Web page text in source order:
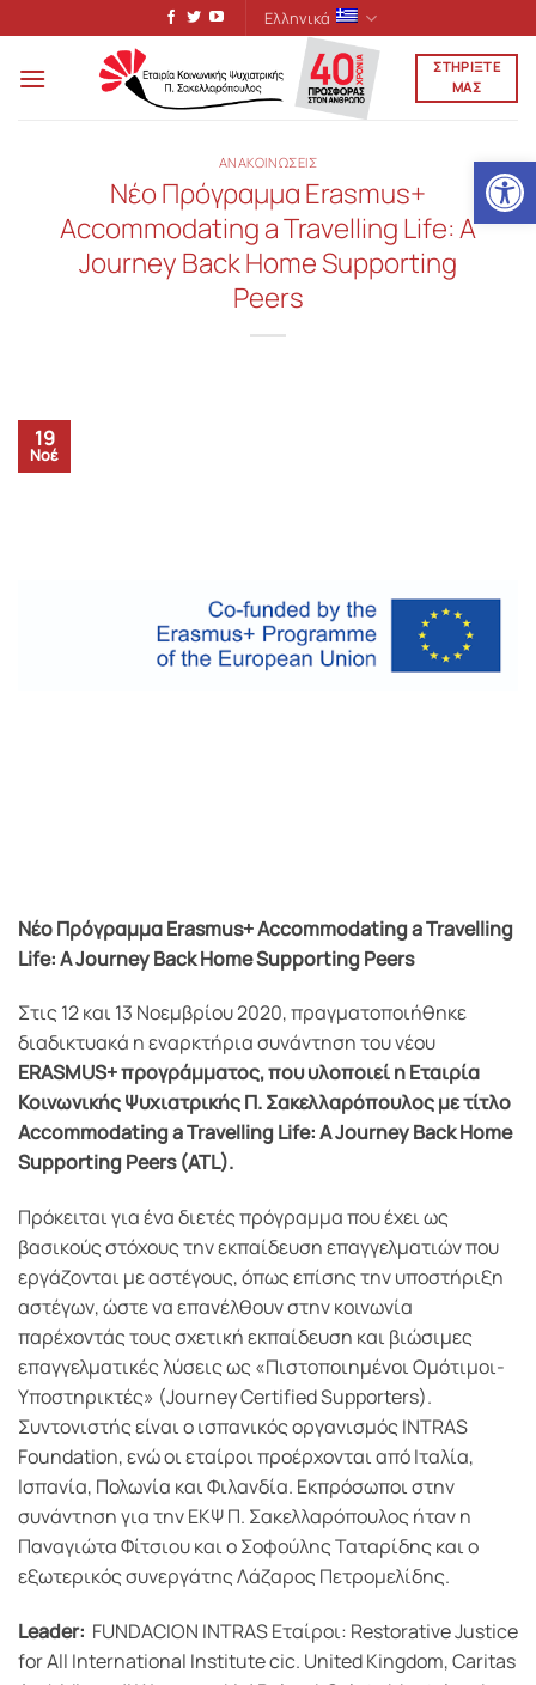
στο
περιεχόμενο
Ελληνικά
ΣΤΗΡΙΞΤΕ
ΜΑΣ
ΑΝΑΚΟΙΝΩΣΕΙΣ
Nέο Πρόγραμμα Erasmus+
Accommodating a Travelling Life: A
Journey Back Home Supporting
Peers
19
Νοέ
Nέο Πρόγραμμα Erasmus+ Accommodating a Travelling
Life: A Journey Back Home Supporting Peers
Στις 12 και 13 Νοεμβρίου 2020, πραγματοποιήθηκε
διαδικτυακά η εναρκτήρια συνάντηση του νέου
ERASMUS+ προγράμματος, που υλοποιεί η Εταιρία
Κοινωνικής Ψυχιατρικής Π. Σακελλαρόπουλος με τίτλο
Accommodating a Travelling Life: A Journey Back Home
Supporting Peers (ATL).
Πρόκειται για ένα διετές πρόγραμμα που έχει ως
βασικούς στόχους την εκπαίδευση επαγγελματιών που
εργάζονται με αστέγους, όπως επίσης την υποστήριξη
αστέγων, ώστε να επανέλθουν στην κοινωνία
παρέχοντάς τους σχετική εκπαίδευση και βιώσιμες
επαγγελματικές λύσεις ως «Πιστοποιημένοι Ομότιμοι-
Υποστηρικτές» (Journey Certified Supporters).
Συντονιστής είναι ο ισπανικός οργανισμός INTRAS
Foundation, ενώ οι εταίροι προέρχονται από Ιταλία,
Ισπανία, Πολωνία και Φιλανδία. Εκπρόσωποι στην
συνάντηση για την ΕΚΨ Π. Σακελλαρόπουλος ήταν η
Παναγιώτα Φίτσιου και ο Σοφούλης Ταταρίδης και ο
εξωτερικός συνεργάτης Λάζαρος Πετρομελίδης.
Leader: FUNDACION INTRAS Εταίροι: Restorative Justice
for All International Institute cic. United Kingdom, Caritas